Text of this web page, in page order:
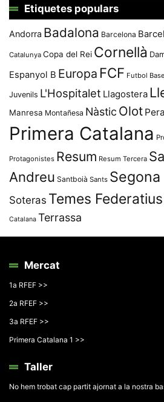
Etiquetes populars
Andorra Badalona Barcelona
Catalunya Copa del Rei Cornellà
Espanyol B Europa FCF Futbol Base
Juvenils L'Hospitalet Llagostera
Manresa Montañesa Nàstic Olot
Primera Catalana
Protagonistes Resum Resum Tercera
Andreu Santboià Sants Segona
Soteras Temes Federatius
Catalana Terrassa
Mercat
1a RFEF >>
2a RFEF >>
3a RFEF >>
Primera Catalana 1 >>
Taller
No hem trobat cap partit ajornat a la nostra